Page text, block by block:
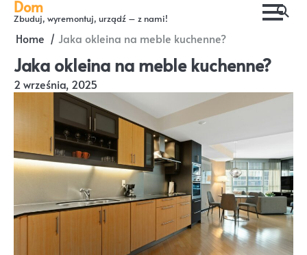
Skip
content
Dom
Zbuduj, wyremontuj, urządź – z nami!
Home Jaka okleina na meble kuchenne?
Jaka okleina na meble kuchenne?
2 września, 2025